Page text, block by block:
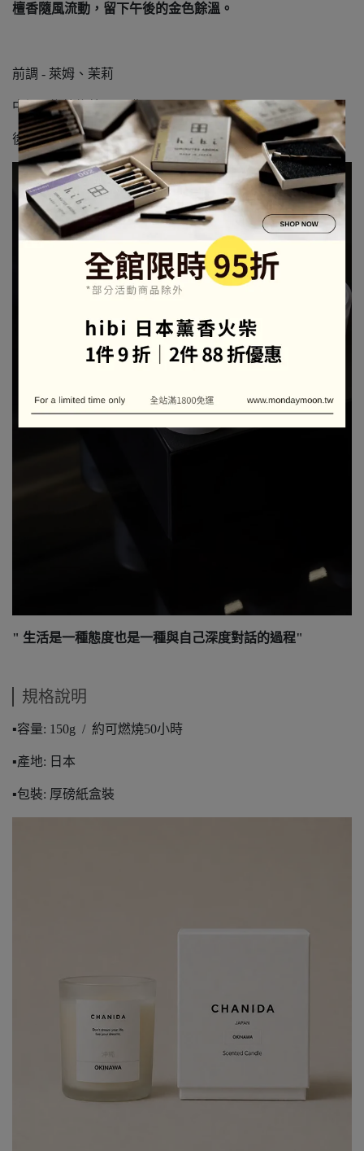
檀香隨風流動，留下午後的金色餘溫。
前調 - 萊姆、茉莉
中調 - 依蘭依蘭、黑醋栗
後調 - 檀香木、黑海
" 生活是一種態度也是一種與自己深度對話的過程"
規格說明
▪️容量: 150g / 約可燃燒50小時
▪️產地: 日本
▪️包裝: 厚磅紙盒裝